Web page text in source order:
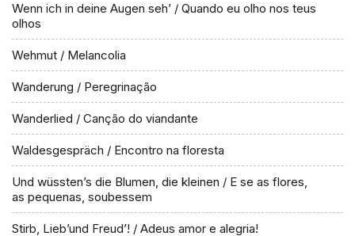
Wenn ich in deine Augen seh’ / Quando eu olho nos teus
olhos
Wehmut / Melancolia
Wanderung / Peregrinação
Wanderlied / Canção do viandante
Waldesgespräch / Encontro na floresta
Und wüssten’s die Blumen, die kleinen / E se as flores,
as pequenas, soubessem
Stirb, Lieb’und Freud’! / Adeus amor e alegria!